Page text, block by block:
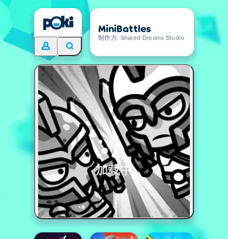
MiniBattles
制作方: Shared Dreams Studio
加载中